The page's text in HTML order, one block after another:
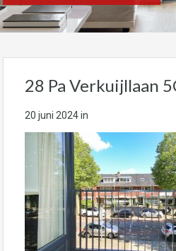
28 Pa Verkuijllaan
20 juni 2024in